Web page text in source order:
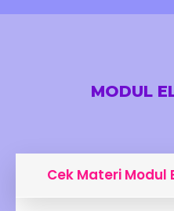
MODUL
Cek Materi Modul